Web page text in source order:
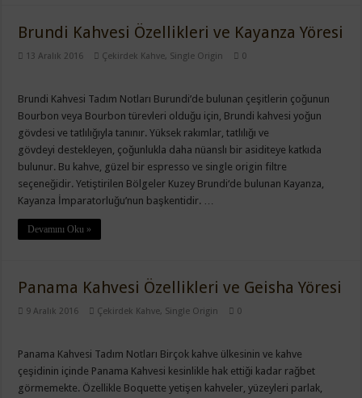
Brundi Kahvesi Özellikleri ve Kayanza Yöresi
13 Aralık 2016 Çekirdek Kahve, Single Origin 0
Brundi Kahvesi Tadım Notları Burundi’de bulunan çeşitlerin çoğunun
Bourbon veya Bourbon türevleri olduğu için, Brundi kahvesi yoğun
gövdesi ve tatlılığıyla tanınır. Yüksek rakımlar, tatlılığı ve
gövdeyi destekleyen, çoğunlukla daha nüanslı bir asiditeye katkıda
bulunur. Bu kahve, güzel bir espresso ve single origin filtre
seçeneğidir. Yetiştirilen Bölgeler Kuzey Brundi‘de bulunan Kayanza,
Kayanza İmparatorluğu’nun başkentidir. …
Devamını Oku »
Panama Kahvesi Özellikleri ve Geisha Yöresi
9 Aralık 2016 Çekirdek Kahve, Single Origin 0
Panama Kahvesi Tadım Notları Birçok kahve ülkesinin ve kahve
çeşidinin içinde Panama Kahvesi kesinlikle hak ettiği kadar rağbet
görmemekte. Özellikle Boquette yetişen kahveler, yüzeyleri parlak,